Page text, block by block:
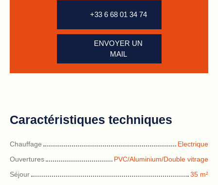
+33 6 68 01 34 74
ENVOYER UN
MAIL
Caractéristiques techniques
Chauffage
Electrique
Ouvertures
PVC/Aluminium/Double vitrage
Séjour
35 m²